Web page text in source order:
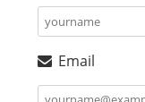
Email